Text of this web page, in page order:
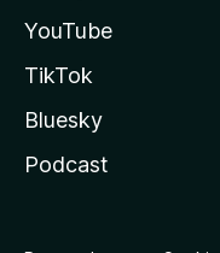
YouTube
TikTok
Bluesky
Podcast